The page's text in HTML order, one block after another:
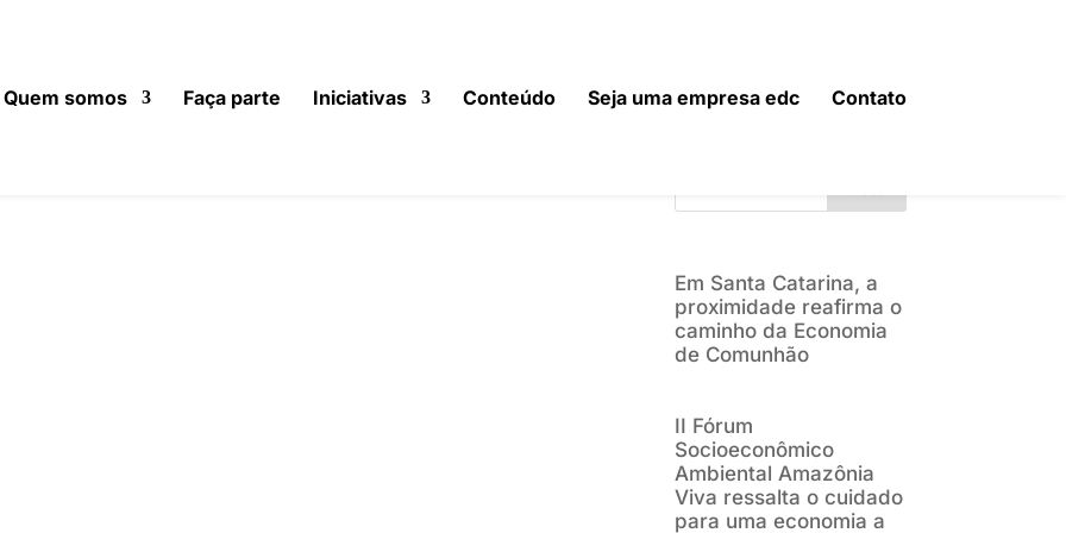
Quem somos Faça parte Iniciativas Conteúdo Seja uma empresa edc Contato
Em Santa Catarina, a
proximidade reafirma o
caminho da Economia
de Comunhão
II Fórum
Socioeconômico
Ambiental Amazônia
Viva ressalta o cuidado
para uma economia a